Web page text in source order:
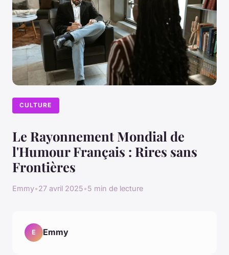
CULTURE
Le Rayonnement Mondial de
l'Humour Français : Rires sans
Frontières
Emmy•27 avril 2025•5 min de lecture
E Emmy